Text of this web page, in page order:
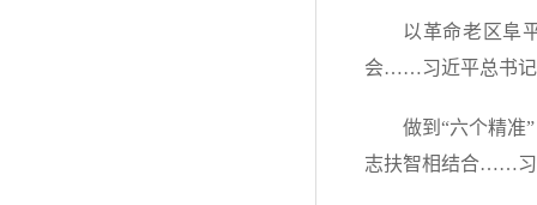
以革命老区阜
会……习近平总书记
做到“六个精准
志扶智相结合……习